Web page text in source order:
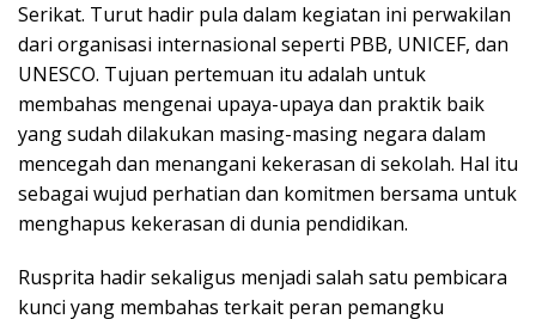
Serikat. Turut hadir pula dalam kegiatan ini perwakilan
dari organisasi internasional seperti PBB, UNICEF, dan
UNESCO. Tujuan pertemuan itu adalah untuk
membahas mengenai upaya-upaya dan praktik baik
yang sudah dilakukan masing-masing negara dalam
mencegah dan menangani kekerasan di sekolah. Hal itu
sebagai wujud perhatian dan komitmen bersama untuk
menghapus kekerasan di dunia pendidikan.
Rusprita hadir sekaligus menjadi salah satu pembicara
kunci yang membahas terkait peran pemangku